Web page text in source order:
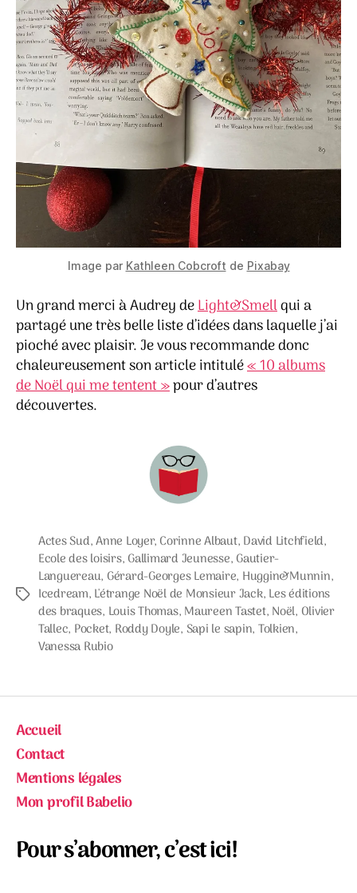
Image par Kathleen Cobcroft de Pixabay
Un grand merci à Audrey deLight&Smellqui a
partagé une très belle liste d’idées dans laquelle j’ai
pioché avec plaisir. Je vous recommande donc
chaleureusement son article intitulé« 10 albums
de Noël qui me tentent »pour d’autres
découvertes.
Étiquettes
Actes Sud,Anne Loyer, Corinne Albaut, David Litchfield,
Ecole des loisirs, Gallimard Jeunesse, Gautier-
Languereau, Gérard-Georges Lemaire, Huggin&Munnin,
Icedream, L'étrange Noël de Monsieur Jack, Les éditions
des braques, Louis Thomas, Maureen Tastet, Noël, Olivier
Tallec, Pocket, Roddy Doyle, Sapi le sapin, Tolkien,
Vanessa Rubio
Accueil
Contact
Mentions légales
Mon profil Babelio
Pour s’abonner, c’est ici!